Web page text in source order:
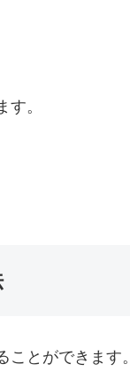
。
とができます。